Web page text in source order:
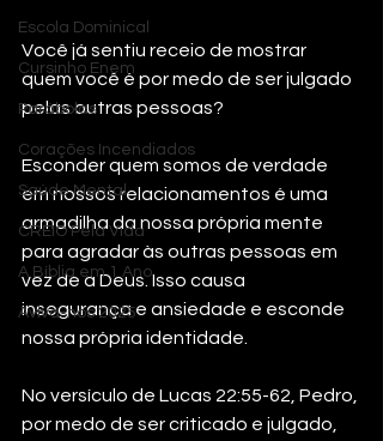
Escola Dominical
Cursinho Enem
Parábolas
Corações Incendiados
Saúde Mental
CREIO Pela Vida
A Bíblia em 1 Ano
Aviva-nos 2025
Você já sentiu receio de mostrar
quem você é por medo de ser julgado
pelas outras pessoas?
Esconder quem somos de verdade
em nossos relacionamentos é uma
armadilha da nossa própria mente
para agradar às outras pessoas em
vez de a Deus. Isso causa
insegurança e ansiedade e esconde
nossa própria identidade.
No versículo de Lucas 22:55-62, Pedro,
por medo de ser criticado e julgado,